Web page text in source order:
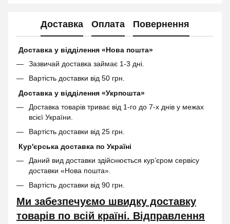
Доставка Оплата Повернення
Доставка у відділення «Нова пошта»
Зазвичай доставка займає 1-3 дні.
Вартість доставки від 50 грн.
Доставка у відділення «Укрпошта»
Доставка товарів триває від 1-го до 7-х днів у межах
всієї України.
Вартість доставки від 25 грн.
Кур'єрська доставка по Україні
Даний вид доставки здійснюється кур’єром сервісу
доставки «Нова пошта».
Вартість доставки від 90 грн.
Ми забезпечуємо швидку доставку
товарів по всій країні. Відправлення